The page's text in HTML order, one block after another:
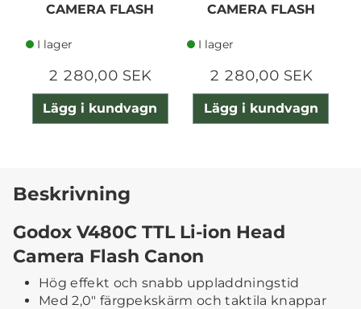
CAMERA FLASH
I lager
2 280,00 SEK
Lägg i kundvagn
CAMERA FLASH
I lager
2 280,00 SEK
Lägg i kundvagn
Beskrivning
Godox V480C TTL Li-ion Head
Camera Flash Canon
Hög effekt och snabb uppladdningstid
Med 2,0" färgpekskärm och taktila knappar